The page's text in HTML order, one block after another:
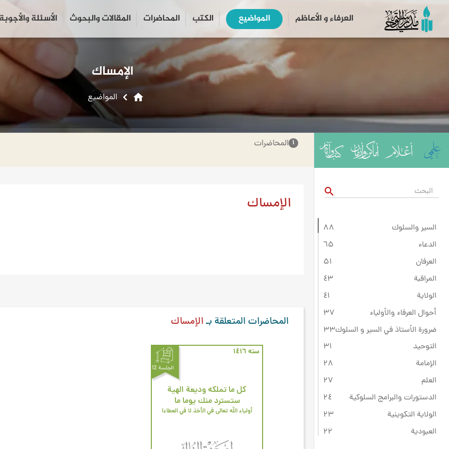
العرفاء و الأعاظم المواضیع الكتب المحاضرات المقالات والبحوث الأسئلة والأجوبة search
close
الإمساك
home المواضیع
search
السير والسلوك
۸۸
الدعاء
٦۵
العرفان
۵۱
المراقبة
٤۳
الولاية
٤۱
أحوال العرفاء والأولياء
۳۷
ضرورة الأستاذ في السير و السلوك۳۳
التوحيد
۳۱
الإمامة
۲۸
العلم
۲۷
الدستورات والبرامج السلوكية
۲٤
الولاية التكوينية
۲۳
العبودية
۲۲
۱ المحاضرات
الإمساك
المحاضرات المتعلقة بـالإمساك
سنه ۱٤۱٦
الجلسة 12
كل ما تملكه وديعة الهية
ستسترد منك يوما ما
أولياء الله تعالى في الأخذ لا في العطاء!